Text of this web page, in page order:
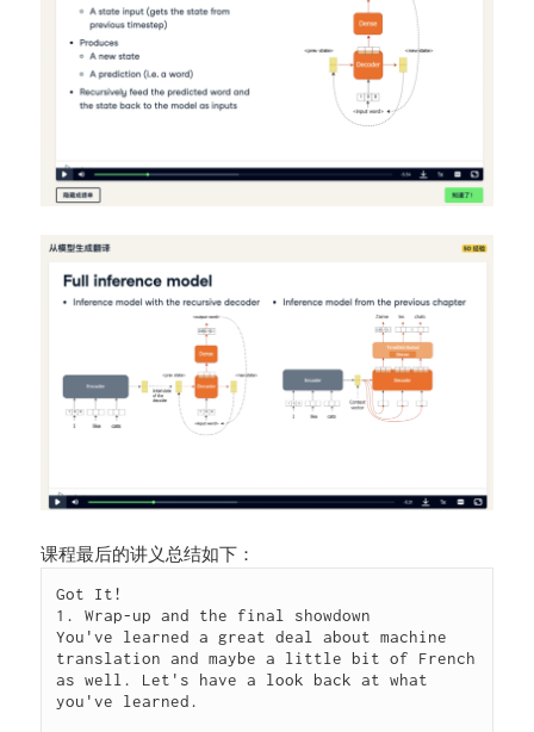
课程最后的讲义总结如下：
Got It!
1. Wrap-up and the final showdown
You've learned a great deal about machine
translation and maybe a little bit of French
as well. Let's have a look back at what
you've learned.